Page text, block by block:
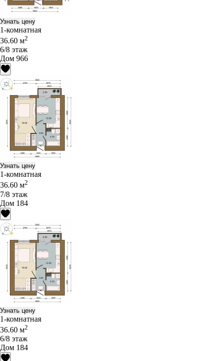
Узнать цену
1-комнатная
36.60 м2
6/8 этаж
Дом 966
Узнать цену
1-комнатная
36.60 м2
7/8 этаж
Дом 184
Узнать цену
1-комнатная
36.60 м2
6/8 этаж
Дом 184